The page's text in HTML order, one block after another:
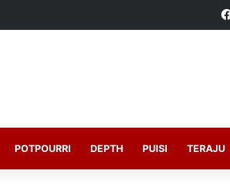
POTPOURRI DEPTH PUISI TERAJU